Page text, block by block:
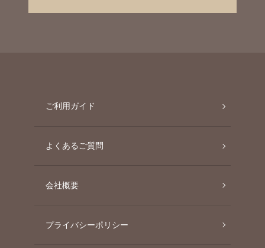
ご利用ガイド
よくあるご質問
会社概要
プライバシーポリシー